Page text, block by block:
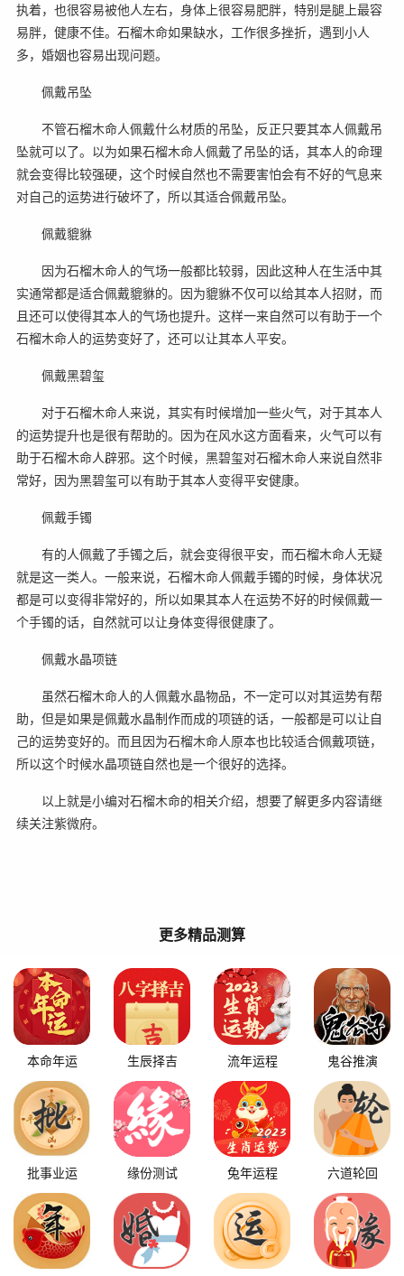
执着，也很容易被他人左右，身体上很容易肥胖，特别是腿上最容
易胖，健康不佳。石榴木命如果缺水，工作很多挫折，遇到小人
多，婚姻也容易出现问题。
佩戴吊坠
不管石榴木命人佩戴什么材质的吊坠，反正只要其本人佩戴吊
坠就可以了。以为如果石榴木命人佩戴了吊坠的话，其本人的命理
就会变得比较强硬，这个时候自然也不需要害怕会有不好的气息来
对自己的运势进行破坏了，所以其适合佩戴吊坠。
佩戴貔貅
因为石榴木命人的气场一般都比较弱，因此这种人在生活中其
实通常都是适合佩戴貔貅的。因为貔貅不仅可以给其本人招财，而
且还可以使得其本人的气场也提升。这样一来自然可以有助于一个
石榴木命人的运势变好了，还可以让其本人平安。
佩戴黑碧玺
对于石榴木命人来说，其实有时候增加一些火气，对于其本人
的运势提升也是很有帮助的。因为在风水这方面看来，火气可以有
助于石榴木命人辟邪。这个时候，黑碧玺对石榴木命人来说自然非
常好，因为黑碧玺可以有助于其本人变得平安健康。
佩戴手镯
有的人佩戴了手镯之后，就会变得很平安，而石榴木命人无疑
就是这一类人。一般来说，石榴木命人佩戴手镯的时候，身体状况
都是可以变得非常好的，所以如果其本人在运势不好的时候佩戴一
个手镯的话，自然就可以让身体变得很健康了。
佩戴水晶项链
虽然石榴木命人的人佩戴水晶物品，不一定可以对其运势有帮
助，但是如果是佩戴水晶制作而成的项链的话，一般都是可以让自
己的运势变好的。而且因为石榴木命人原本也比较适合佩戴项链，
所以这个时候水晶项链自然也是一个很好的选择。
以上就是小编对石榴木命的相关介绍，想要了解更多内容请继
续关注紫微府。
更多精品测算
本命年运 生辰择吉 流年运程 鬼谷推演
批事业运 缘份测试 兔年运程 六道轮回